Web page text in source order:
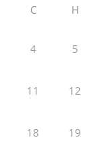
С Н
4 5
11 12
18 19